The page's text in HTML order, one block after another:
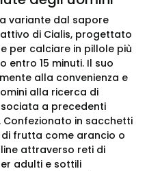
variante dal sapore
di Cialis, progettato
per calciare in pillole più
entro 15 minuti. Il suo
alla convenienza e
alla ricerca di
a precedenti
Confezionato in sacchetti
frutta come arancio o
attraverso reti di
adulti e sottili